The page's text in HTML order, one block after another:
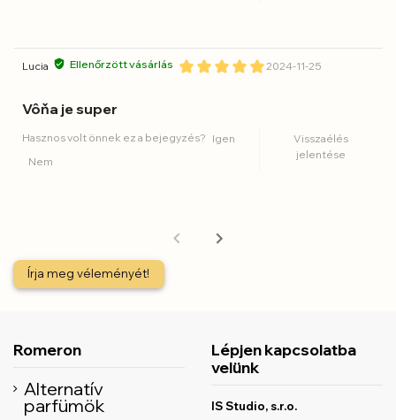
Lucia Ellenőrzött vásárlás 2024-11-25
Vôňa je super
Hasznos volt önnek ez a bejegyzés? Igen
Nem
Visszaélés
jelentése
Írja meg véleményét!
Romeron
Alternatív
parfümök
Lépjen kapcsolatba
velünk
IS Studio, s.r.o.